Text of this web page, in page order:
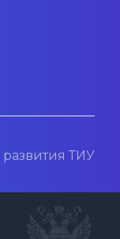
ТИУ